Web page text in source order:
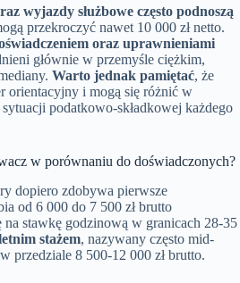
wyjazdy służbowe często podnoszą
przekroczyć nawet 10 000 zł netto.
oraz uprawnieniami
głównie w przemyśle ciężkim,
Warto jednak pamiętać, że
orientacyjny i mogą się różnić w
podatkowo-składkowej każdego
w porównaniu do doświadczonych?
dopiero zdobywa pierwsze
od 6 000 do 7 500 zł brutto
na stawkę godzinową w granicach 28-35
stażem, nazywany często mid-
przedziale 8 500-12 000 zł brutto.